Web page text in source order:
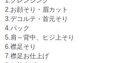
2.お顔そり・眉カット
3.デコルテ・首元そり
4.パック
5.肩～背中、ヒジ上そり
6.襟足そり
7.襟足お仕上げ